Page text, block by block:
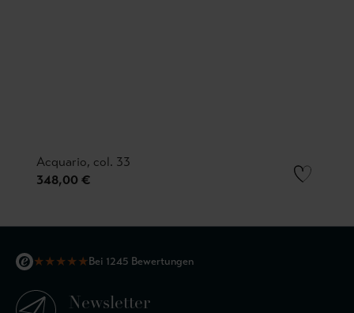
Acquario, col. 33
348,00 €
★★★★★Bei 1245 Bewertungen
Newsletter